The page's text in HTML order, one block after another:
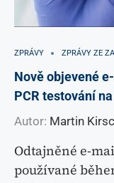
ZPRÁVY ZPRÁVY ZE
Nově objevené
PCR testování
Autor: Martin
Odtajněné e-
používané